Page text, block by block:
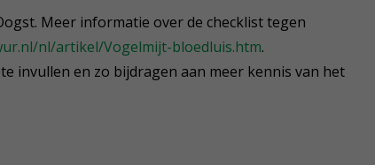
Meer informatie over de checklist tegen
nl/artikel/Vogelmijt-bloedluis.htm.
invullen en zo bijdragen aan meer kennis van het